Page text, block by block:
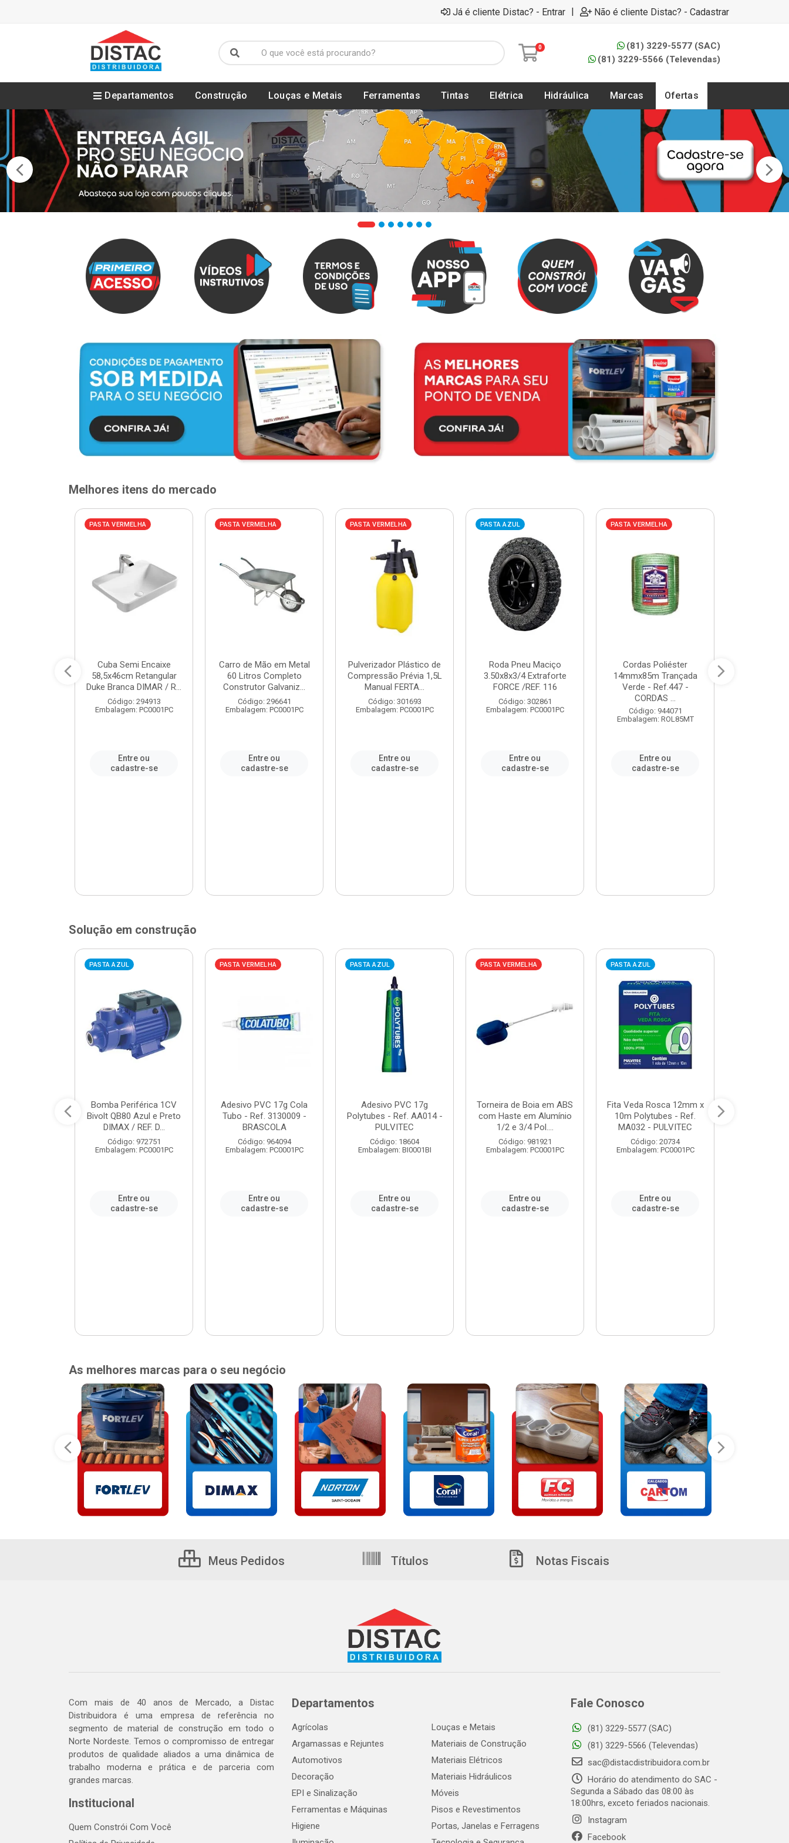
Já é cliente Distac? - Entrar | Não é cliente Distac? - Cadastrar
0
(81) 3229-5577 (SAC)
(81) 3229-5566 (Televendas)
Departamentos Construção Louças e Metais Ferramentas Tintas Elétrica Hidráulica Marcas Ofertas
Melhores itens do mercado
PASTA VERMELHA
Cuba Semi Encaixe
58,5x46cm Retangular
Duke Branca DIMAR / R...
Código: 294913
Embalagem: PC0001PC
Entre ou
cadastre-se
PASTA VERMELHA
Carro de Mão em Metal
60 Litros Completo
Construtor Galvaniz...
Código: 296641
Embalagem: PC0001PC
Entre ou
cadastre-se
PASTA VERMELHA
Pulverizador Plástico de
Compressão Prévia 1,5L
Manual FERTA...
Código: 301693
Embalagem: PC0001PC
Entre ou
cadastre-se
PASTA AZUL
Roda Pneu Maciço
3.50x8x3/4 Extraforte
FORCE /REF. 116
Código: 302861
Embalagem: PC0001PC
Entre ou
cadastre-se
PASTA VERMELHA
Cordas Poliéster
14mmx85m Trançada
Verde - Ref.447 -
CORDAS ...
Código: 944071
Embalagem: ROL85MT
Entre ou
cadastre-se
Solução em construção
PASTA AZUL
Bomba Periférica 1CV
Bivolt QB80 Azul e Preto
DIMAX / REF. D...
Código: 972751
Embalagem: PC0001PC
Entre ou
cadastre-se
PASTA VERMELHA
Adesivo PVC 17g Cola
Tubo - Ref. 3130009 -
BRASCOLA
Código: 964094
Embalagem: PC0001PC
Entre ou
cadastre-se
PASTA AZUL
Adesivo PVC 17g
Polytubes - Ref. AA014 -
PULVITEC
Código: 18604
Embalagem: BI0001BI
Entre ou
cadastre-se
PASTA VERMELHA
Torneira de Boia em ABS
com Haste em Alumínio
1/2 e 3/4 Pol....
Código: 981921
Embalagem: PC0001PC
Entre ou
cadastre-se
PASTA AZUL
Fita Veda Rosca 12mm x
10m Polytubes - Ref.
MA032 - PULVITEC
Código: 20734
Embalagem: PC0001PC
Entre ou
cadastre-se
As melhores marcas para o seu negócio
Meus Pedidos Títulos Notas Fiscais
Com mais de 40 anos de Mercado, a Distac
Distribuidora é uma empresa de referência no
segmento de material de construção em todo o
Norte Nordeste. Temos o compromisso de entregar
produtos de qualidade aliados a uma dinâmica de
trabalho moderna e prática e de parceria com
grandes marcas.
Institucional
Quem Constrói Com Você
Departamentos
Agrícolas
Argamassas e Rejuntes
Automotivos
Decoração
EPI e Sinalização
Ferramentas e Máquinas
Higiene
Louças e Metais
Materiais de Construção
Materiais Elétricos
Materiais Hidráulicos
Móveis
Pisos e Revestimentos
Portas, Janelas e Ferragens
Fale Conosco
(81) 3229-5577 (SAC)
(81) 3229-5566 (Televendas)
sac@distacdistribuidora.com.br
Horário do atendimento do SAC -
Segunda a Sábado das 08:00 às
18:00hrs, exceto feriados nacionais.
Instagram
Facebook